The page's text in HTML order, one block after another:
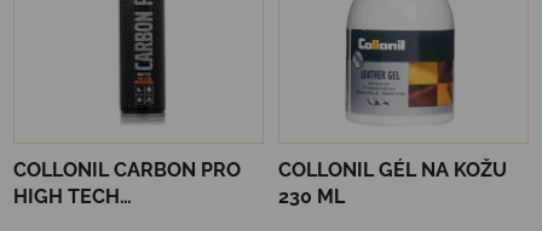
COLLONIL CARBON PRO
HIGH TECH
COLLONIL GÉL NA KOŽU
230 ML